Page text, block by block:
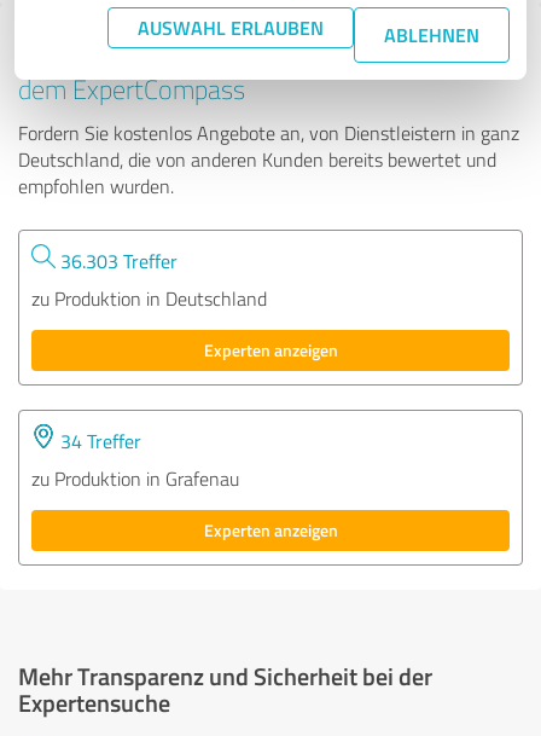
AUSWAHL ERLAUBEN ABLEHNEN
Tipp: Die passenden Experten finden - mit
dem ExpertCompass
Fordern Sie kostenlos Angebote an, von Dienstleistern in ganz
Deutschland, die von anderen Kunden bereits bewertet und
empfohlen wurden.
36.303 Treffer
zu Produktion in Deutschland
Experten anzeigen
34 Treffer
zu Produktion in Grafenau
Experten anzeigen
Mehr Transparenz und Sicherheit bei der
Expertensuche